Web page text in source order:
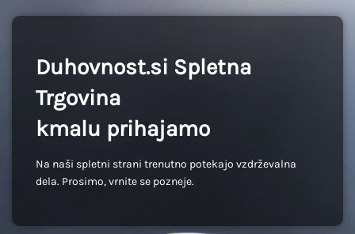
Duhovnost.si Spletna
Trgovina
kmalu prihajamo
Na naši spletni strani trenutno potekajo vzdrževalna
dela. Prosimo, vrnite se pozneje.